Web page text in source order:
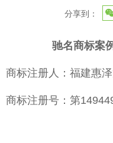
分享到：
驰名商标案
商标注册人：福建惠
商标注册号：第